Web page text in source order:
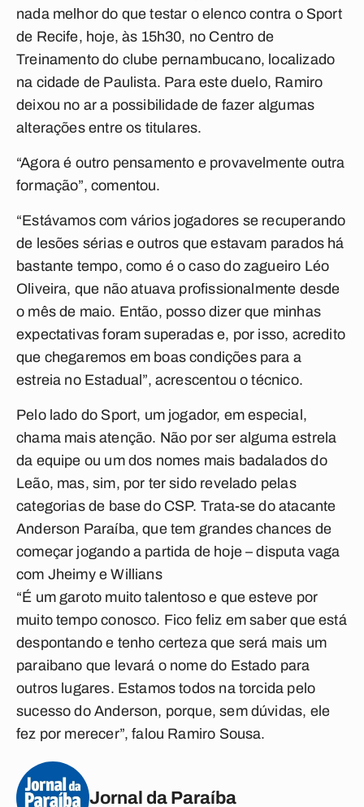
nada melhor do que testar o elenco contra o Sport
de Recife, hoje, às 15h30, no Centro de
Treinamento do clube pernambucano, localizado
na cidade de Paulista. Para este duelo, Ramiro
deixou no ar a possibilidade de fazer algumas
alterações entre os titulares.
“Agora é outro pensamento e provavelmente outra
formação”, comentou.
“Estávamos com vários jogadores se recuperando
de lesões sérias e outros que estavam parados há
bastante tempo, como é o caso do zagueiro Léo
Oliveira, que não atuava profissionalmente desde
o mês de maio. Então, posso dizer que minhas
expectativas foram superadas e, por isso, acredito
que chegaremos em boas condições para a
estreia no Estadual”, acrescentou o técnico.
Pelo lado do Sport, um jogador, em especial,
chama mais atenção. Não por ser alguma estrela
da equipe ou um dos nomes mais badalados do
Leão, mas, sim, por ter sido revelado pelas
categorias de base do CSP. Trata-se do atacante
Anderson Paraíba, que tem grandes chances de
começar jogando a partida de hoje – disputa vaga
com Jheimy e Willians
“É um garoto muito talentoso e que esteve por
muito tempo conosco. Fico feliz em saber que está
despontando e tenho certeza que será mais um
paraibano que levará o nome do Estado para
outros lugares. Estamos todos na torcida pelo
sucesso do Anderson, porque, sem dúvidas, ele
fez por merecer”, falou Ramiro Sousa.
Jornal da Paraíba